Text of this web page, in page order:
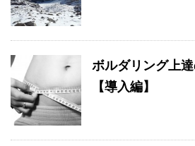
ボルダリング上
【導入編】